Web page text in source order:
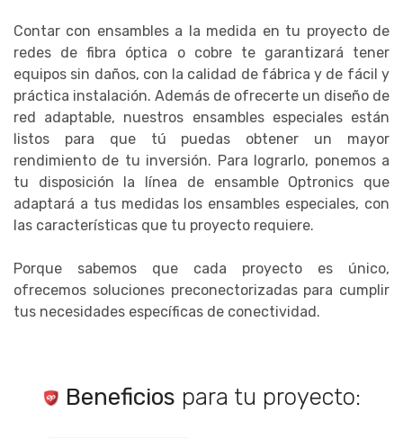
Contar con ensambles a la medida en tu proyecto de
redes de fibra óptica o cobre te garantizará tener
equipos sin daños, con la calidad de fábrica y de fácil y
práctica instalación. Además de ofrecerte un diseño de
red adaptable, nuestros ensambles especiales están
listos para que tú puedas obtener un mayor
rendimiento de tu inversión. Para lograrlo, ponemos a
tu disposición la línea de ensamble Optronics que
adaptará a tus medidas los ensambles especiales, con
las características que tu proyecto requiere.
Porque sabemos que cada proyecto es único,
ofrecemos soluciones preconectorizadas para cumplir
tus necesidades específicas de conectividad.
Beneficios para tu proyecto: